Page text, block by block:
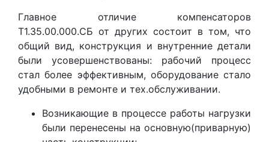
Главное отличие компенсаторов
Т1.35.00.000.СБ от других состоит в том, что
общий вид, конструкция и внутренние детали
были усовершенствованы: рабочий процесс
стал более эффективным, оборудование стало
удобными в ремонте и тех.обслуживании.
Возникающие в процессе работы нагрузки
были перенесены на основную(приварную)